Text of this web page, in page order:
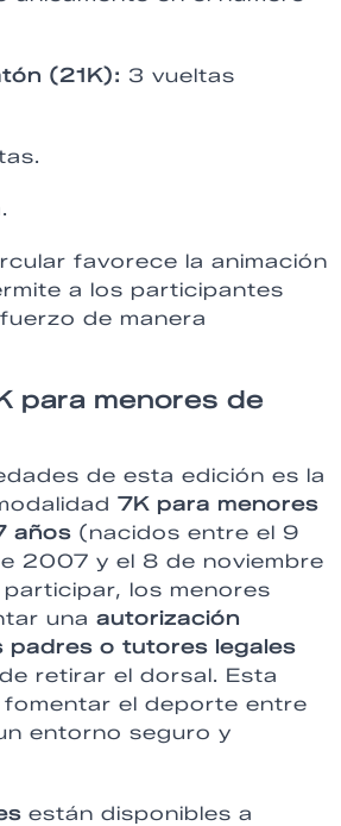
(21K): 3 vueltas
favorece la animación
a los participantes
de manera
para menores de
de esta edición es la
7K para menores
años (nacidos entre el 9
2007 y el 8 de noviembre
los menores
una autorización
padres o tutores legales
retirar el dorsal. Esta
fomentar el deporte entre
entorno seguro y
están disponibles a